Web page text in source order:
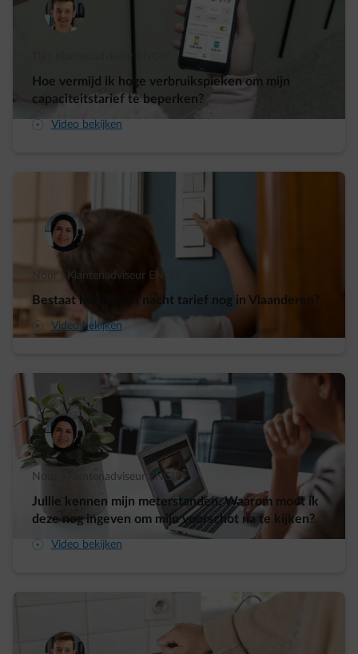
Tijl | Klantenadviseur ENGIE
Hoe vermijd ik hoge verbruikspieken om mijn
capaciteitstarief te beperken?
arrow-play-fwd Video bekijken
Nour | Klantenadviseur ENGIE
Bestaat het dag en nacht tarief nog in Vlaanderen?
arrow-play-fwd Video bekijken
Nour | Klantenadviseur ENGIE
Jullie kennen mijn meterstanden. Waarom moet ik
deze nog ingeven om mijn voorschot na te kijken?
arrow-play-fwd Video bekijken